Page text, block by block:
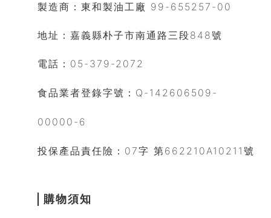
製造商 ：東和製油工廠 9 9-655257-00
地址：嘉義縣朴子市南通路三段848號
電話：05-379-2072
食品業者登錄字號 ： Q-142606509-
00000-6
投保產品責任險 ： 07字 第662210A10211號
購物須知